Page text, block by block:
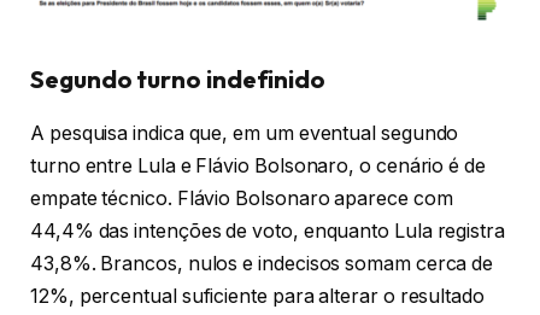
Segundo turno indefinido
A pesquisa indica que, em um eventual segundo
turno entre Lula e Flávio Bolsonaro, o cenário é de
empate técnico. Flávio Bolsonaro aparece com
44,4% das intenções de voto, enquanto Lula registra
43,8%. Brancos, nulos e indecisos somam cerca de
12%, percentual suficiente para alterar o resultado